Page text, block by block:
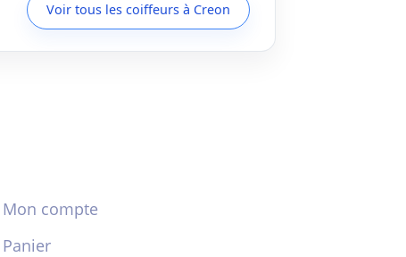
Voir tous les coiffeurs à Creon
Mon compte
Panier